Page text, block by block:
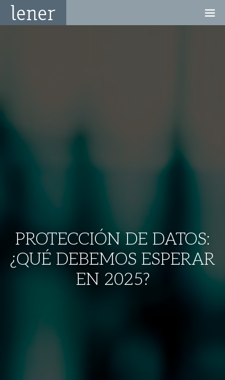
PROTECCIÓN DE DATOS:
¿QUÉ DEBEMOS ESPERAR
EN 2025?